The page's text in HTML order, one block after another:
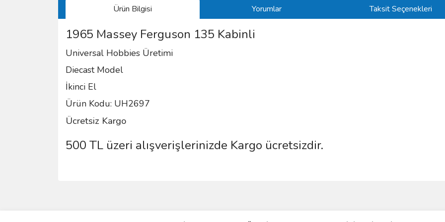
Ürün Bilgisi Yorumlar Taksit Seçenekleri
1965 Massey Ferguson 135 Kabinli
Universal Hobbies Üretimi
Diecast Model
İkinci El
Ürün Kodu: UH2697
Ücretsiz Kargo
500 TL üzeri alışverişlerinizde Kargo ücretsizdir.